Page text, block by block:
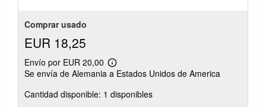
Comprar usado
EUR 18,25
Envío por EUR 20,00
Más
información
las
tarifas
Se envía de Alemania a Estados Unidos de America
Cantidad disponible: 1 disponibles